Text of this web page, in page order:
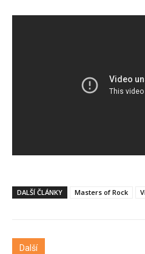
DALŠÍ ČLÁNKY Masters of Rock
Další